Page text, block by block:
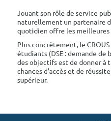
Jouant son rôle de service
naturellement un partenaire
quotidien offre les
Plus concrètement, le
étudiants (DSE : demande de
des objectifs est de donner à
chances d'accès et de
supérieur.